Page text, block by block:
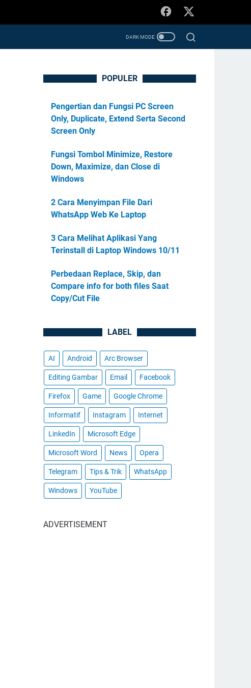
POPULER
Pengertian dan Fungsi PC Screen
Only, Duplicate, Extend Serta Second
Screen Only
Fungsi Tombol Minimize, Restore
Down, Maximize, dan Close di
Windows
2 Cara Menyimpan File Dari
WhatsApp Web Ke Laptop
3 Cara Melihat Aplikasi Yang
Terinstall di Laptop Windows 10/11
Perbedaan Replace, Skip, dan
Compare info for both files Saat
Copy/Cut File
LABEL
AI Android Arc Browser
Editing Gambar Email Facebook
Firefox Game Google Chrome
Informatif Instagram Internet
LinkedIn Microsoft Edge
Microsoft Word News Opera
Telegram Tips & Trik WhatsApp
Windows YouTube
ADVERTISEMENT